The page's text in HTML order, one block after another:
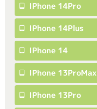
IPhone 14Pro
IPhone 14Plus
IPhone 14
IPhone 13ProMax
IPhone 13Pro